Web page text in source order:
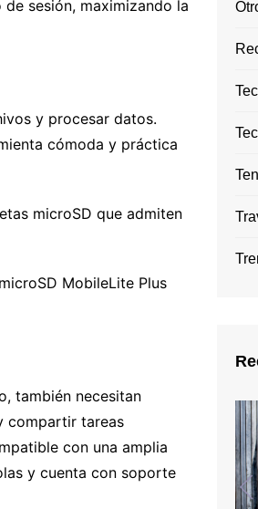
sesión, maximizando la
y procesar datos.
cómoda y práctica
microSD que admiten
MobileLite Plus
también necesitan
compartir tareas
con una amplia
y cuenta con soporte